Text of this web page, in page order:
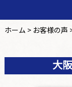
ホーム > お客様の声
大